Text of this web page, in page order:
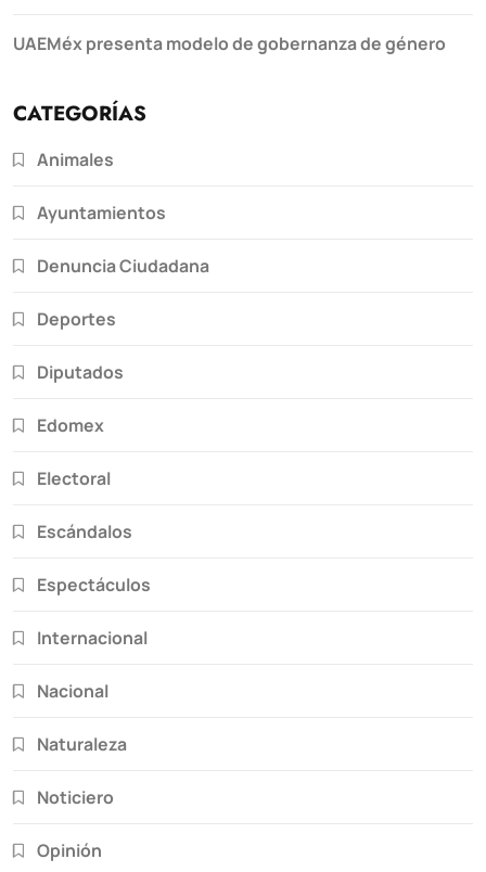
UAEMéx presenta modelo de gobernanza de género
CATEGORÍAS
Animales
Ayuntamientos
Denuncia Ciudadana
Deportes
Diputados
Edomex
Electoral
Escándalos
Espectáculos
Internacional
Nacional
Naturaleza
Noticiero
Opinión